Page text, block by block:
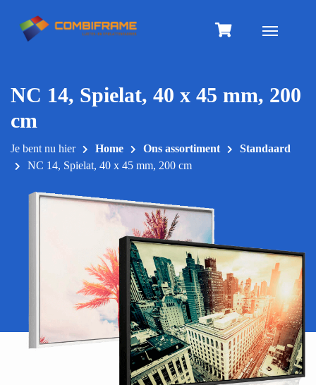
naar
Toggle
NC 14, Spielat, 40 x 45 mm, 200
cm
Je bent nu hier Home Ons assortiment
Standaard
NC 14, Spielat, 40 x 45 mm, 200 cm